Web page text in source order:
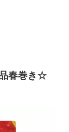
春巻き☆